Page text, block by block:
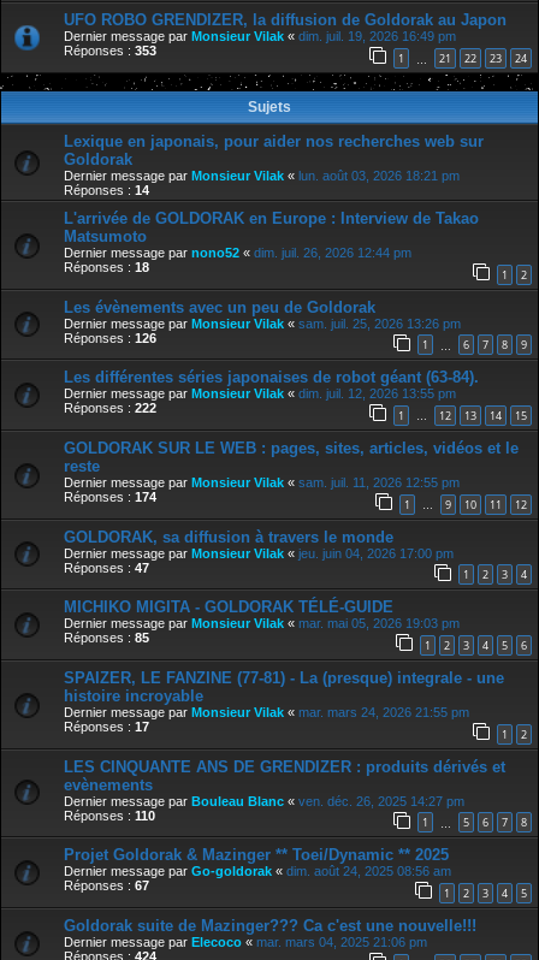
UFO ROBO GRENDIZER, la diffusion de Goldorak au Japon
Dernier message par Monsieur Vilak « dim. juil. 19, 2026 16:49 pm
Réponses : 353 1 21 22 23 24
Sujets
Lexique en japonais, pour aider nos recherches web sur
Goldorak
Dernier message par Monsieur Vilak « lun. août 03, 2026 18:21 pm
Réponses : 14
L'arrivée de GOLDORAK en Europe : Interview de Takao
Matsumoto
Dernier message par nono52 « dim. juil. 26, 2026 12:44 pm
Réponses : 18 1 2
Les évènements avec un peu de Goldorak
Dernier message par Monsieur Vilak « sam. juil. 25, 2026 13:26 pm
Réponses : 126 1 6 7 8 9
Les différentes séries japonaises de robot géant (63-84).
Dernier message par Monsieur Vilak « dim. juil. 12, 2026 13:55 pm
Réponses : 222 1 … 12 13 14 15
GOLDORAK SUR LE WEB : pages, sites, articles, vidéos et le
reste
Dernier message par Monsieur Vilak « sam. juil. 11, 2026 12:55 pm
Réponses : 174 1 … 9 10 11 12
GOLDORAK, sa diffusion à travers le monde
Dernier message par Monsieur Vilak « jeu. juin 04, 2026 17:00 pm
Réponses : 47 1 2 3 4
MICHIKO MIGITA - GOLDORAK TÉLÉ-GUIDE
Dernier message par Monsieur Vilak « mar. mai 05, 2026 19:03 pm
Réponses : 85 1 2 3 4 5 6
SPAIZER, LE FANZINE (77-81) - La (presque) integrale - une
histoire incroyable
Dernier message par Monsieur Vilak « mar. mars 24, 2026 21:55 pm
Réponses : 17 1 2
LES CINQUANTE ANS DE GRENDIZER : produits dérivés et
evènements
Dernier message par Bouleau Blanc « ven. déc. 26, 2025 14:27 pm
Réponses : 110 1 5 6 7 8
Projet Goldorak & Mazinger ** Toei/Dynamic ** 2025
Dernier message par Go-goldorak « dim. août 24, 2025 08:56 am
Réponses : 67 1 2 3 4 5
Goldorak suite de Mazinger??? Ca c'est une nouvelle!!!
Dernier message par Elecoco « mar. mars 04, 2025 21:06 pm
Réponses : 424